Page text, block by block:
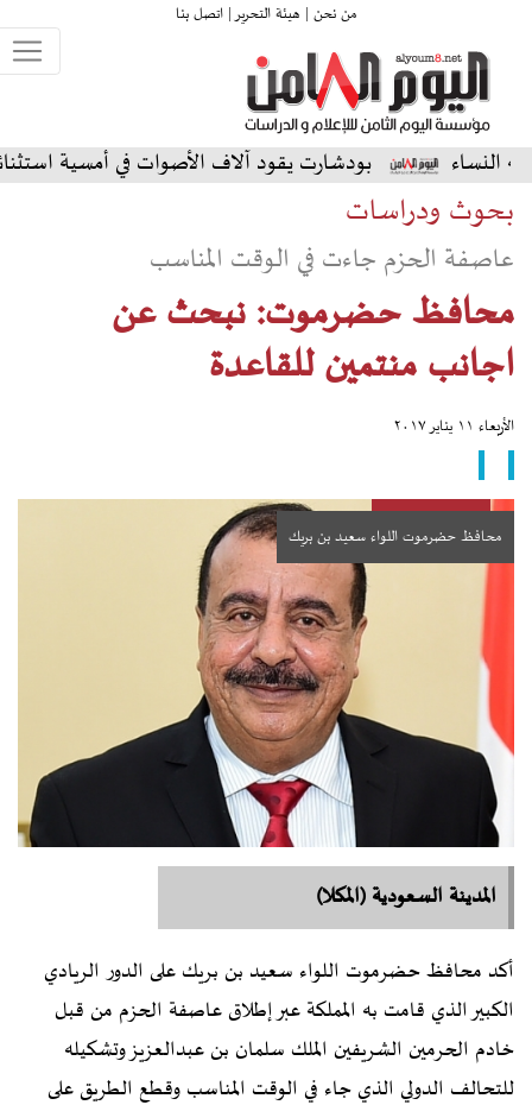
من نحن | هيئة التحرير |اتصل بنا
بودشارت يقود آلاف الأصوات في أمسية استثنائية على
بحوث ودراسات
عاصفة الحزم جاءت في الوقت المناسب
محافظ حضرموت: نبحث عن
اجانب منتمين للقاعدة
الأربعاء ١١ يناير ٢٠١٧
محافظ حضرموت اللواء سعيد بن بريك
المدينة السعودية (المكلا)
أكد محافظ حضرموت اللواء سعيد بن بريك على الدور الريادي
الكبير الذي قامت به المملكة عبر إطلاق عاصفة الحزم من قبل
خادم الحرمين الشريفين الملك سلمان بن عبدالعزيز وتشكيله
للتحالف الدولي الذي جاء في الوقت المناسب وقطع الطريق على